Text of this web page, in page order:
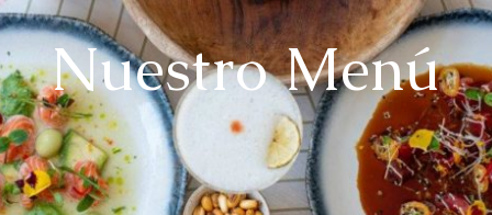
Nuestro Menú